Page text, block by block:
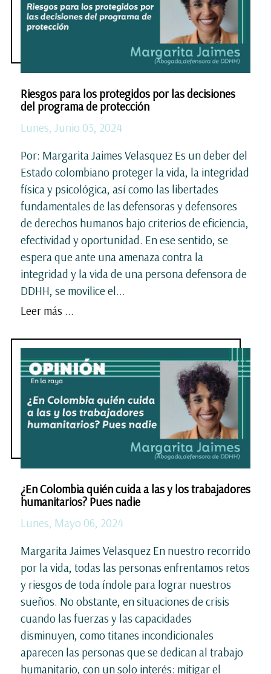
Riesgos para los protegidos por las decisiones
del programa de protección
Lunes, Junio 03, 2024
Por: Margarita Jaimes Velasquez Es un deber del
Estado colombiano proteger la vida, la integridad
física y psicológica, así como las libertades
fundamentales de las defensoras y defensores
de derechos humanos bajo criterios de eficiencia,
efectividad y oportunidad. En ese sentido, se
espera que ante una amenaza contra la
integridad y la vida de una persona defensora de
DDHH, se movilice el...
Leer más ...
¿En Colombia quién cuida a las y los trabajadores
humanitarios? Pues nadie
Lunes, Mayo 06, 2024
Margarita Jaimes Velasquez En nuestro recorrido
por la vida, todas las personas enfrentamos retos
y riesgos de toda índole para lograr nuestros
sueños. No obstante, en situaciones de crisis
cuando las fuerzas y las capacidades
disminuyen, como titanes incondicionales
aparecen las personas que se dedican al trabajo
humanitario, con un solo interés: mitigar el